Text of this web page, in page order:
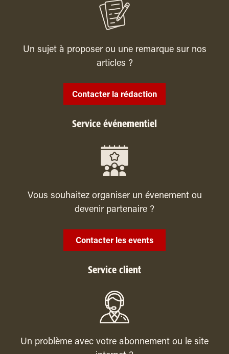
Un sujet à proposer ou une remarque sur nos
articles ?
Contacter la rédaction
Service événementiel
Vous souhaitez organiser un évenement ou
devenir partenaire ?
Contacter les events
Service client
Un problème avec votre abonnement ou le site